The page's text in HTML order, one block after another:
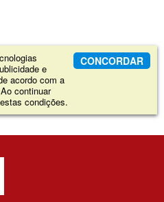
e
acordo com a
continuar
condições.
CONCORDAR